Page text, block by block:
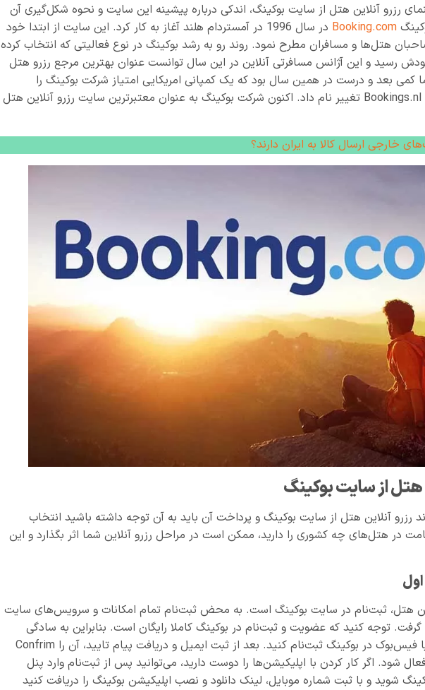
رزرو آنلاین هتل از سایت بوکینگ، اندکی درباره پیشینه این سایت و نحوه شکل‌گیری آن
Booking.com
در سال 1996 در آمستردام هلند آغاز به کار کرد. این سایت از ابتدا خود
هتل‌ها و مسافران مطرح نمود. روند رو به رشد بوکینگ در نوع فعالیتی که انتخاب کرده
2005 به اوج خودش رسید و این آژانس مسافرتی آنلاین در این سال توانست عنوان بهترین مرجع رزرو هتل
کمی بعد و درست در همین سال بود که یک کمپانی امریکایی امتیاز شرکت بوکینگ را
خریداری کرد و از آن پس به Bookings.nl تغییر نام داد. اکنون شرکت بوکینگ به عنوان معتبرترین سایت رزرو آنلاین هتل
خارجی ارسال کالا به ایران دارند؟
هتل از سایت بوکینگ
رزرو آنلاین هتل از سایت بوکینگ و پرداخت آن باید به آن توجه داشته باشید انتخاب
در هتل‌های چه کشوری را دارید، ممکن است در مراحل رزرو آنلاین شما اثر بگذارد و این
هتل، ثبت‌نام در سایت بوکینگ است. به محض ثبت‌نام تمام امکانات و سرویس‌های سایت
توجه کنید که عضویت و ثبت‌نام در بوکینگ کاملا رایگان است. بنابراین به سادگی
می‌توانید از طریق جیمیل یا فیس‌بوک در بوکینگ ثبت‌نام کنید. بعد از ثبت ایمیل و دریافت پیام تایید، آن را Confrim
شود. اگر کار کردن با اپلیکیشن‌ها را دوست دارید، می‌توانید پس از ثبت‌نام وارد پنل
شوید و با ثبت شماره موبایل، لینک دانلود و نصب اپلیکیشن بوکینگ را دریافت کنید